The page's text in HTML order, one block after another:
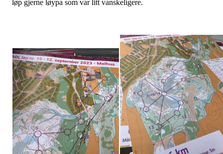
løp gjerne løypa som var litt vanskeligere.